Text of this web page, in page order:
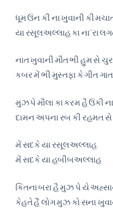
ધૂમ ઉંન કી ના ખુવાની કી
યા રસૂલઅલ્લાહ કા ના’રા
નાત ખુવાની મૌત ભી હુમ સે
કબર મેં ભી મુસ્તફા કે ગીત
મુઝ પે મૌલા કા કરમ હૈ ઉંકી
દામન અપના રબ કી રહમત સે
મેં સદકે યા રસૂલઅલ્લાહ
મેં સદકે યા હબીબઅલ્લાહ
કિતના બરા હૈ મુઝ પે યે
કેહતે હૈં લોગ મુઝ કો સના